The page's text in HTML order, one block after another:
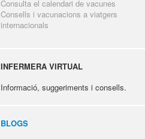
Consulta el calendari de vacunes
Consells i vacunacions a viatgers
internacionals
INFERMERA VIRTUAL
Informació, suggeriments i consells.
BLOGS